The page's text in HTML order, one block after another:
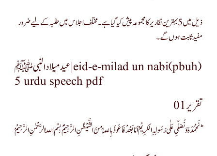
ذیل میں 5 بہترین تقاریر کا مجموعہ پیش کیا گیا ہے۔ مختلف اجلاس میں طلبہ کے لیے ضرور
مفید ثابت ہوں گے۔
عید میلاد النبی ﷺ|eid-e-milad un nabi(pbuh)
5 urdu speech pdf
تقریر 01
نَحْمَدُہُ وَ نُصَلّیِ عَلٰی رَسُولِہِ الْکَرِیْمْ اَمّا بَعْدْفَاَعُوذُ بِاللّٰہِ مِنَ الشَّیْطٰنِ الرَّجِیْم ْ بِسْمِ اللّٰہ الرَّحْمٰنِ الرَّحِیْمْ ؕ